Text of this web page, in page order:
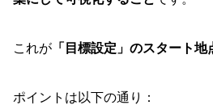
これが 「目標設定」のスタート地
ポイントは以下の通り：